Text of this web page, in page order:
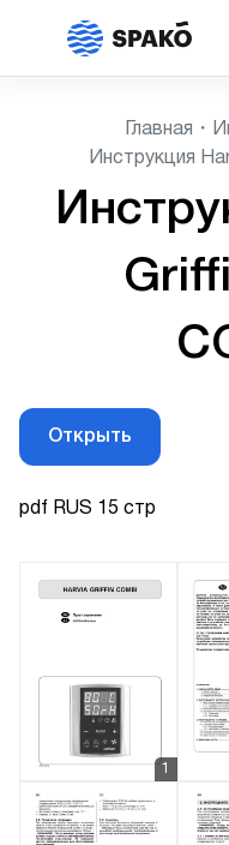
Главная
Инструкция
Открыть
pdf RUS 15 стр